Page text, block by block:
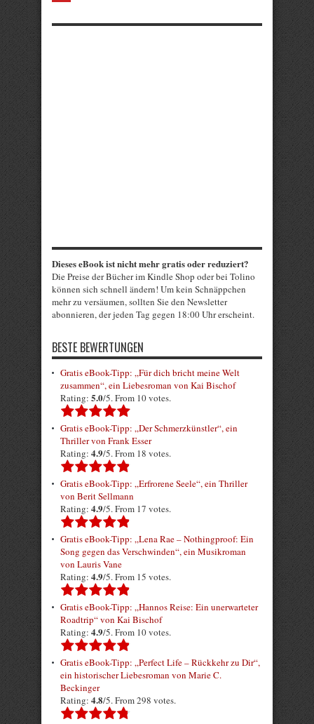
Dieses eBook ist nicht mehr gratis oder reduziert?
Die Preise der Bücher im Kindle Shop oder bei Tolino
können sich schnell ändern! Um kein Schnäppchen
mehr zu versäumen, sollten Sie den Newsletter
abonnieren, der jeden Tag gegen 18:00 Uhr erscheint.
BESTE BEWERTUNGEN
Gratis eBook-Tipp: „Für dich bricht meine Welt
zusammen“, ein Liebesroman von Kai Bischof
Rating: 5.0/5. From 10 votes.
Gratis eBook-Tipp: „Der Schmerzkünstler“, ein
Thriller von Frank Esser
Rating: 4.9/5. From 18 votes.
Gratis eBook-Tipp: „Erfrorene Seele“, ein Thriller
von Berit Sellmann
Rating: 4.9/5. From 17 votes.
Gratis eBook-Tipp: „Lena Rae – Nothingproof: Ein
Song gegen das Verschwinden“, ein Musikroman
von Lauris Vane
Rating: 4.9/5. From 15 votes.
Gratis eBook-Tipp: „Hannos Reise: Ein unerwarteter
Roadtrip“ von Kai Bischof
Rating: 4.9/5. From 10 votes.
Gratis eBook-Tipp: „Perfect Life – Rückkehr zu Dir“,
ein historischer Liebesroman von Marie C.
Beckinger
Rating: 4.8/5. From 298 votes.